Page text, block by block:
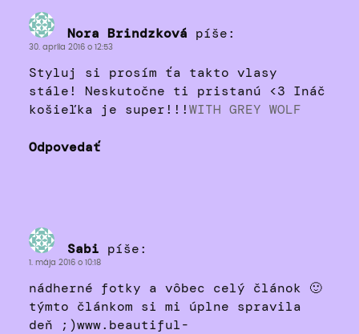
Nora Brindzková píše:
30. apríla 2016 o 12:53
Styluj si prosím ťa takto vlasy
stále! Neskutočne ti pristanú <3 Ináč
košieľka je super!!! WITH GREY WOLF
Odpovedať
Sabi píše:
1. mája 2016 o 10:18
nádherné fotky a vôbec celý článok 🙂
týmto článkom si mi úplne spravila
deň ;)www.beautiful-